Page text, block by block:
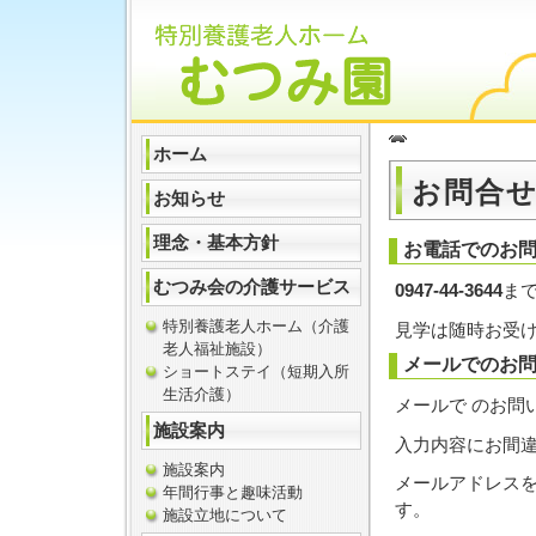
お問合
お電話でのお
0947-44-3644ま
見学は随時お受
メールでのお
メールで のお問
入力内容にお間
メールアドレス
す。
ホーム
お知らせ
理念・基本方針
むつみ会の介護サービス
特別養護老人ホーム（介護
老人福祉施設）
ショートステイ（短期入所
生活介護）
施設案内
施設案内
年間行事と趣味活動
施設立地について